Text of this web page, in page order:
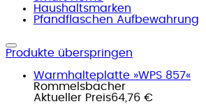
Haushaltsmarken
Pfandflaschen Aufbewahrung
Produkte überspringen
Warmhalteplatte »WPS 857«
Rommelsbacher
Aktueller Preis64,76 €